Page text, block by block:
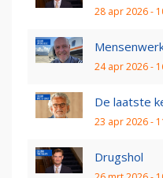
28 apr 2026 -
24 apr 2026 -
De laatste
23 apr 2026 -
Drugshol